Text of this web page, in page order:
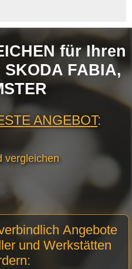
für Ihren
FABIA,
ANGEBOT:
vergleichen
Angebote
und Werkstätten